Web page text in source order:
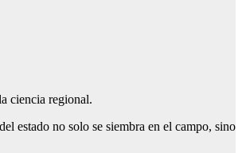
ciencia regional.
estado no solo se siembra en el campo, sino